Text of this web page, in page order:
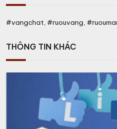
#vangchat, #ruouvang,
THÔNG TIN KHÁC